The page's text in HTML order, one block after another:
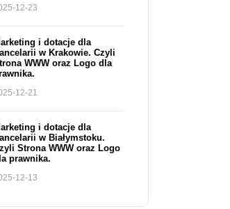
12-23
i dotacje dla
w Krakowie. Czyli
WWW oraz Logo dla
12-21
i dotacje dla
w Białymstoku.
Strona WWW oraz Logo
prawnika.
12-13